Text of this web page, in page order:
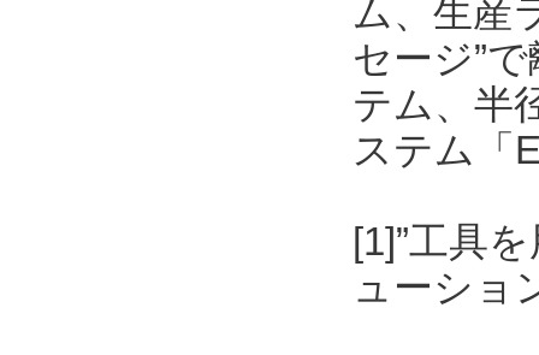
ム、生産
セージ”
テム、半
ステム「
[1]”工具
ューショ